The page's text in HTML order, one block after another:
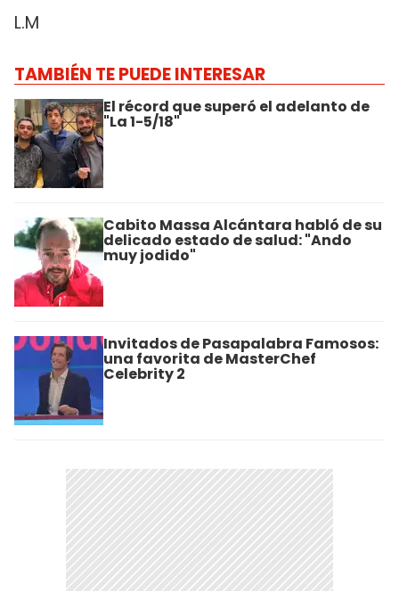
L.M
TAMBIÉN TE PUEDE INTERESAR
El récord que superó el adelanto de
"La 1-5/18"
Cabito Massa Alcántara habló de su
delicado estado de salud: "Ando
muy jodido"
Invitados de Pasapalabra Famosos:
una favorita de MasterChef
Celebrity 2